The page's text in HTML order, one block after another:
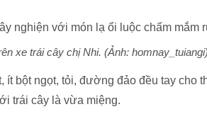
xe trái cây chị Nhi. (Ảnh:
bột ngọt, tỏi, đường đảo đều tay cho
trái cây là vừa miệng.